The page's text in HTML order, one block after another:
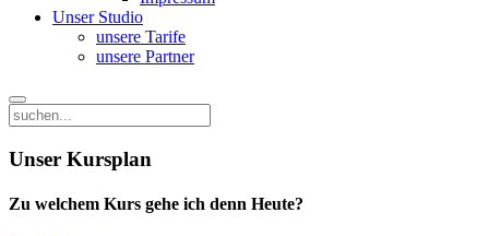
Unser Studio
unsere Tarife
unsere Partner
Unser Kursplan
Zu welchem Kurs gehe ich denn Heute?